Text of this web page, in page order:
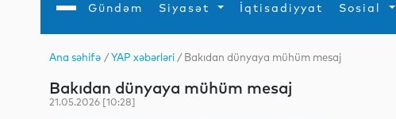
Gündəm Siyasət İqtisadiyyat Sosial
Gündəm
İqtisadiyyat
MEDİA
Xarici siyasətTurizm
Ana səhifə /YAP xəbərləri / Bakıdan dünyaya mühüm mesaj
Bakıdan dünyaya mühüm mesaj
21.05.2026 [10:28]